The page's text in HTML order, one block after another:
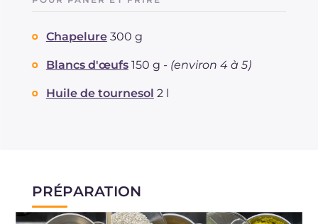
Chapelure 300 g
Blancs d'œufs 150 g - (environ 4 à 5)
Huile de tournesol 2 l
PRÉPARATION